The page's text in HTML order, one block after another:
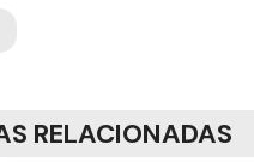
RELACIONADAS